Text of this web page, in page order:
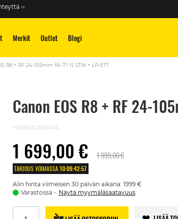
››
Merkit Outlet Blogi
R8 + RF 24-105mm f/4-7.1 IS STM + LP-E17
Canon EOS R8 + RF 24-
+135803C003PR4
1 699,00 € 1 999,00 €
TARJOUS VOIMASSA10:09:42:56
Alin hinta viimeisen 30 päivän aikana: 1999 €
Varastossa
Näytä myymäläsaatavuus